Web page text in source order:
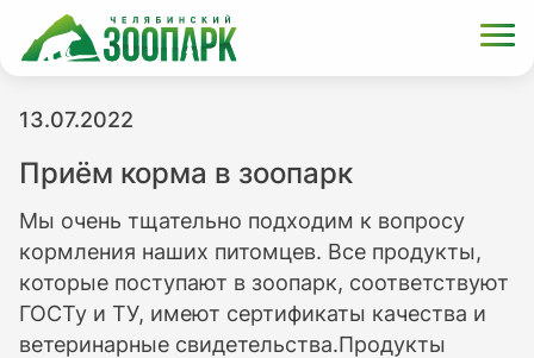
13.07.2022
Приём корма в зоопарк
Мы очень тщательно подходим к вопросу
кормления наших питомцев. Все продукты,
которые поступают в зоопарк, соответствуют
ГОСТу и ТУ, имеют сертификаты качества и
ветеринарные свидетельства.Продукты